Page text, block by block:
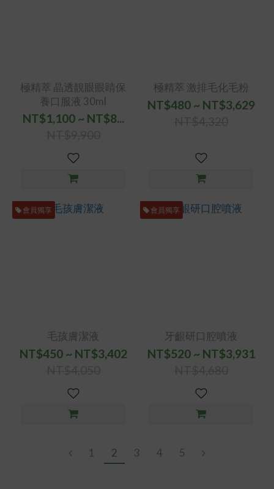
極精萃 晶透靚眼眼睛保
養口服液 30ml
NT$1,100 ~ NT$8...
極精萃 激排毛化毛粉
NT$480 ~ NT$3,629
會員獨享
毛孩膚潔液
NT$450 ~ NT$3,402
會員獨享
牙齦研口腔噴液
NT$520 ~ NT$3,931
1 2 3 4 5